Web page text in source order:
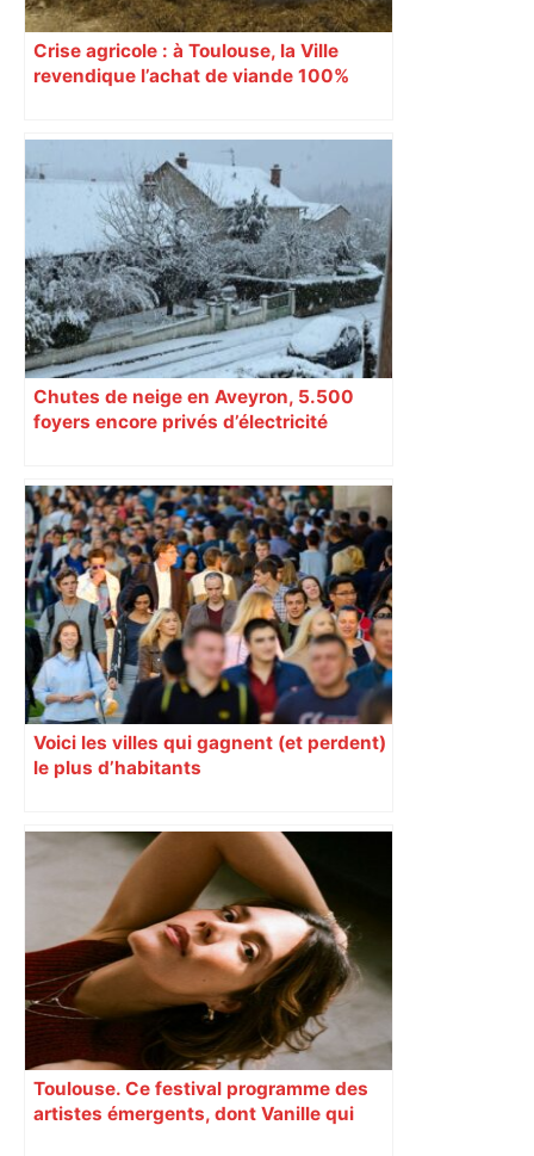
Crise agricole : à Toulouse, la Ville
revendique l’achat de viande 100%
Chutes de neige en Aveyron, 5.500
foyers encore privés d’électricité
Voici les villes qui gagnent (et perdent)
le plus d’habitants
Toulouse. Ce festival programme des
artistes émergents, dont Vanille qui